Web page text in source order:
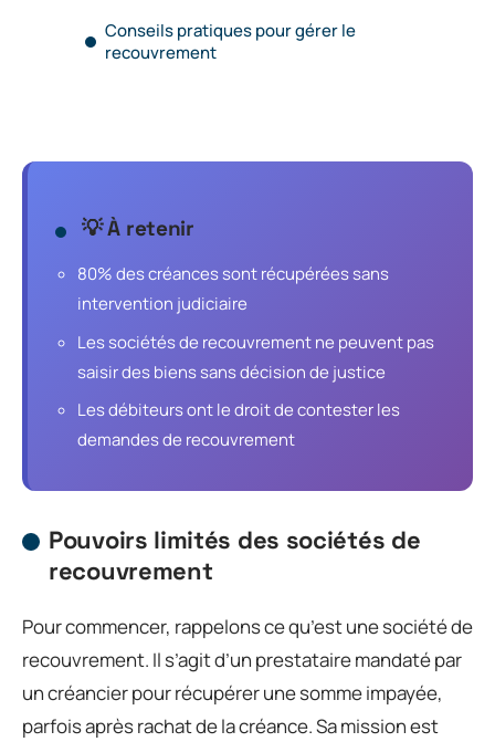
Conseils pratiques pour gérer le
recouvrement
💡 À retenir
80% des créances sont récupérées sans
intervention judiciaire
Les sociétés de recouvrement ne peuvent pas
saisir des biens sans décision de justice
Les débiteurs ont le droit de contester les
demandes de recouvrement
Pouvoirs limités des sociétés de
recouvrement
Pour commencer, rappelons ce qu’est une société de
recouvrement. Il s’agit d’un prestataire mandaté par
un créancier pour récupérer une somme impayée,
parfois après rachat de la créance. Sa mission est